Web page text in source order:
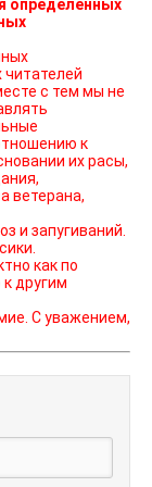
определенных
с тем мы не
к
их расы,
ветерана,
и запугиваний.
как по
другим
С уважением,